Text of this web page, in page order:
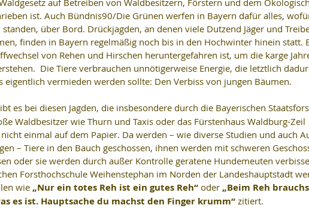
ist. Auch Bündnis90/Die Grünen werfen in Bayern dafür alles,
standen, über Bord. Drückjagden, an denen viele Dutzend Jäger und
finden in Bayern regelmäßig noch bis in den Hochwinter hinein statt.
von Rehen und Hirschen heruntergefahren ist, um die karge
Die Tiere verbrauchen unnötigerweise Energie, die letztlich
eigentlich vermieden werden sollte: Den Verbiss von jungen Bäumen.
es bei diesen Jagden, die insbesondere durch die Bayerischen
Waldbesitzer wie Thurn und Taxis oder das Fürstenhaus Waldburg-Zeil
einmal auf dem Papier. Da werden – wie diverse Studien und auch
– Tiere in den Bauch geschossen, ihnen werden mit schweren
oder sie werden durch außer Kontrolle geratene Hundemeuten
Forsthochschule Weihenstephan im Norden der Landeshauptstadt
wie „Nur ein totes Reh ist ein gutes Reh“ oder „Beim Reh
es ist. Hauptsache du machst den Finger krumm“ zitiert.